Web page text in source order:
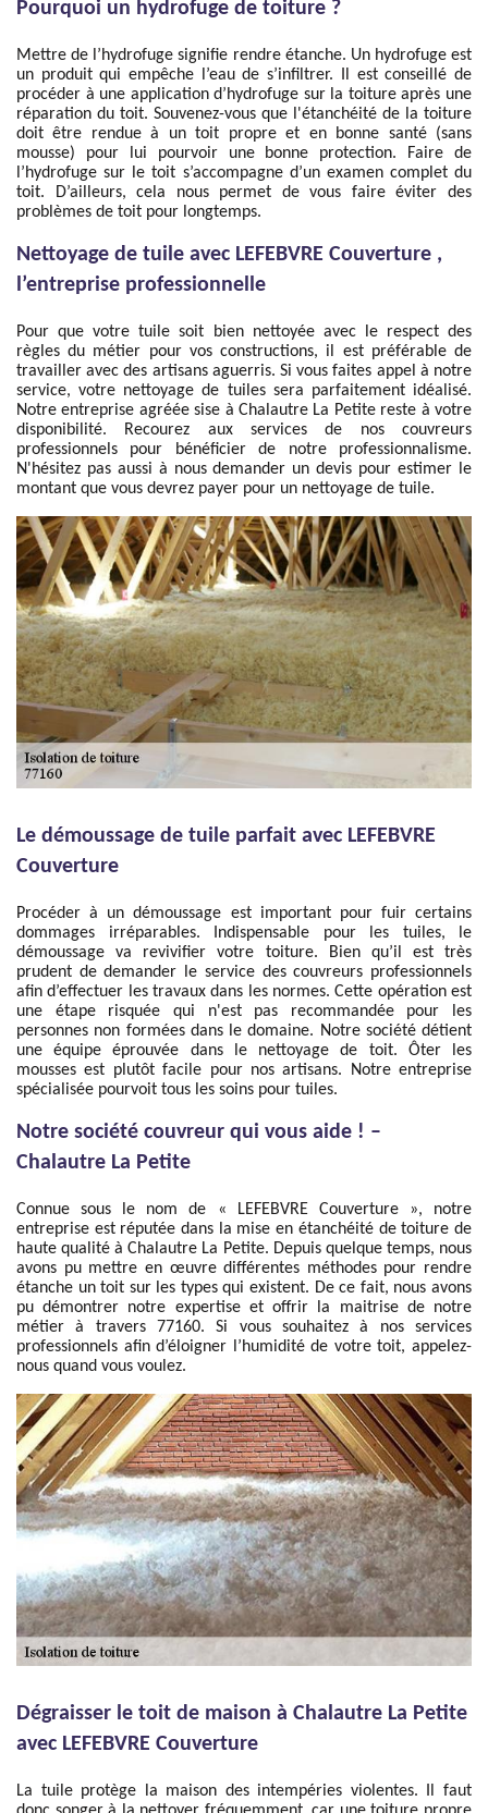
Pourquoi un hydrofuge de toiture ?
Mettre de l’hydrofuge signifie rendre étanche. Un hydrofuge est
un produit qui empêche l’eau de s’infiltrer. Il est conseillé de
procéder à une application d’hydrofuge sur la toiture après une
réparation du toit. Souvenez-vous que l'étanchéité de la toiture
doit être rendue à un toit propre et en bonne santé (sans
mousse) pour lui pourvoir une bonne protection. Faire de
l’hydrofuge sur le toit s’accompagne d’un examen complet du
toit. D’ailleurs, cela nous permet de vous faire éviter des
problèmes de toit pour longtemps.
Nettoyage de tuile avec LEFEBVRE Couverture ,
l’entreprise professionnelle
Pour que votre tuile soit bien nettoyée avec le respect des
règles du métier pour vos constructions, il est préférable de
travailler avec des artisans aguerris. Si vous faites appel à notre
service, votre nettoyage de tuiles sera parfaitement idéalisé.
Notre entreprise agréée sise à Chalautre La Petite reste à votre
disponibilité. Recourez aux services de nos couvreurs
professionnels pour bénéficier de notre professionnalisme.
N'hésitez pas aussi à nous demander un devis pour estimer le
montant que vous devrez payer pour un nettoyage de tuile.
Le démoussage de tuile parfait avec LEFEBVRE
Couverture
Procéder à un démoussage est important pour fuir certains
dommages irréparables. Indispensable pour les tuiles, le
démoussage va revivifier votre toiture. Bien qu’il est très
prudent de demander le service des couvreurs professionnels
afin d’effectuer les travaux dans les normes. Cette opération est
une étape risquée qui n'est pas recommandée pour les
personnes non formées dans le domaine. Notre société détient
une équipe éprouvée dans le nettoyage de toit. Ôter les
mousses est plutôt facile pour nos artisans. Notre entreprise
spécialisée pourvoit tous les soins pour tuiles.
Notre société couvreur qui vous aide ! –
Chalautre La Petite
Connue sous le nom de « LEFEBVRE Couverture », notre
entreprise est réputée dans la mise en étanchéité de toiture de
haute qualité à Chalautre La Petite. Depuis quelque temps, nous
avons pu mettre en œuvre différentes méthodes pour rendre
étanche un toit sur les types qui existent. De ce fait, nous avons
pu démontrer notre expertise et offrir la maitrise de notre
métier à travers 77160. Si vous souhaitez à nos services
professionnels afin d’éloigner l’humidité de votre toit, appelez-
nous quand vous voulez.
Dégraisser le toit de maison à Chalautre La Petite
avec LEFEBVRE Couverture
La tuile protège la maison des intempéries violentes. Il faut